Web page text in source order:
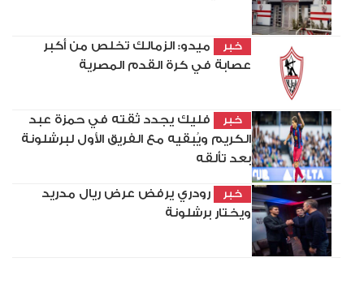
خبر
ميدو: الزمالك تخلص من أكبر
عصابة في كرة القدم المصرية
خبر
فليك يجدد ثقته في حمزة عبد
الكريم ويُبقيه مع الفريق الأول لبرشلونة
بعد تألقه
خبر
رودري يرفض عرض ريال مدريد
ويختار برشلونة